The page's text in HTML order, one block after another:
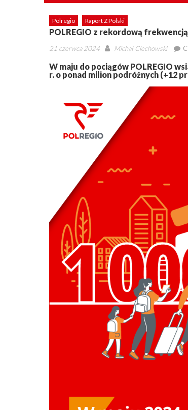
Polregio Raport Z Polski
POLREGIO z rekordową
Posted
21 czerwca 2024 Author
Michał Ciechowski
W maju do pociągów POLREGIO
r. o ponad milion podróżnych (+12